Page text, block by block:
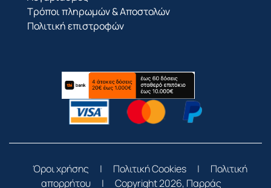
Τρόποι πληρωμών & Αποστολών
Πολιτική επιστροφών
Όροι χρήσης | Πολιτική Cookies |
Πολιτική
απορρήτου
| Copyright 2026, Παρράς